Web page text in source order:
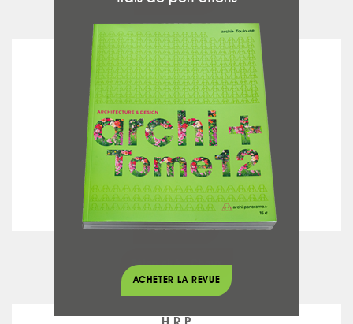
MAISON GOMEZ
voir la fiche
Béton ciré - Chaux
ACHETER LA REVUE